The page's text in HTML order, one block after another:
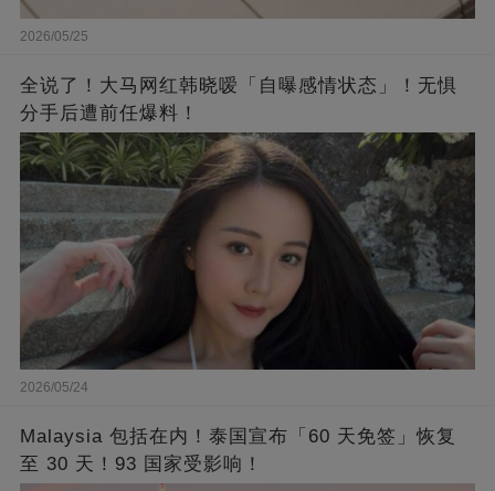
2026/05/25
全说了！大马网红韩晓嗳「自曝感情状态」！无惧
分手后遭前任爆料！
2026/05/24
Malaysia 包括在内！泰国宣布「60 天免签」恢复
至 30 天！93 国家受影响！